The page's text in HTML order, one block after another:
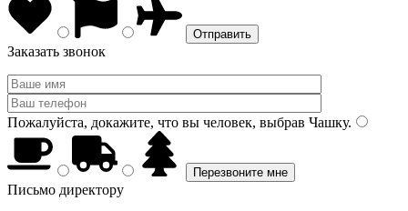
Заказать звонок
Пожалуйста, докажите, что вы человек, выбрав Чашку.
Письмо директору